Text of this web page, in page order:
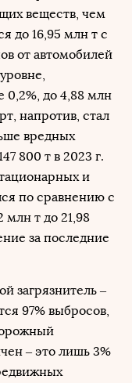
веществ, чем
до 16,95 млн т с
от автомобилей
0,2%, до 4,88 млн
напротив, стал
вредных
800 т в 2023 г.
и
по сравнению с
млн т до 21,98
за последние
загрязнитель –
97% выбросов,
– это лишь 3%